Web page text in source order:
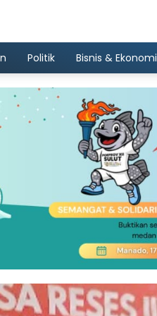
Politik Bisnis & Ekonomi